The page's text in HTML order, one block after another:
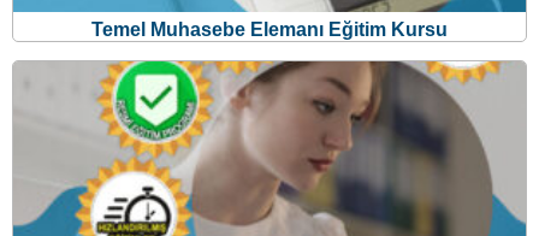
Temel Muhasebe Elemanı Eğitim Kursu